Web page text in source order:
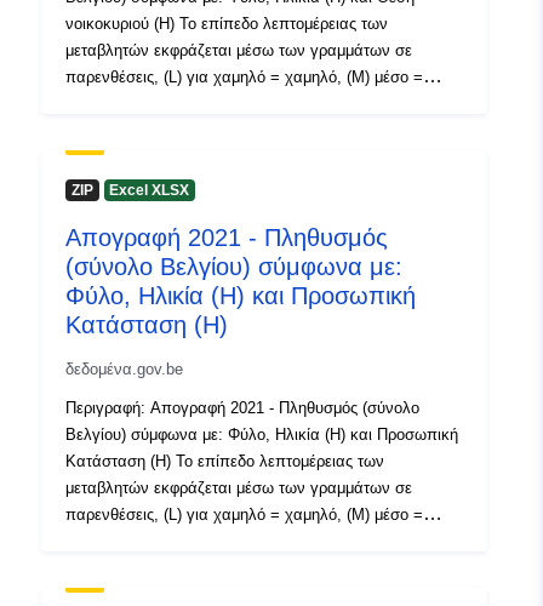
καταλόγου:
Προστίθεται στο data.europa.eu:
January 2025
Χωρικός:
49.49 ], [ 2.54, 49.49 ], [ 2.54,
51.51 ] ]
Αναγνωριστικά:
uriRef: http://data.europa.eu/88u/dataset/
Δικαιώματα
πρόσβασης:
public
νοικοκυριού (Η) Το επίπεδο λεπτομέρειας των
μεταβλητών εκφράζεται μέσω των γραμμάτων σε
παρενθέσεις, (L) για χαμηλό = χαμηλό, (M) μέσο =
κανονισμός (ΕΕ) 2017/543, κανονισμός (ΕΚ) αριθ.
763/2008 Περισσότερες πληροφορίες, στοιχεία και
ZIP Excel XLSX
Απογραφή 2021 - Πληθυσμός
(σύνολο Βελγίου) σύμφωνα με:
Φύλο, Ηλικία (Η) και Προσωπική
Κατάσταση (Η)
δεδομένα.gov.be
Περιγραφή: Απογραφή 2021 - Πληθυσμός (σύνολο
Βελγίου) σύμφωνα με: Φύλο, Ηλικία (Η) και Προσωπική
Κατάσταση (Η) Το επίπεδο λεπτομέρειας των
μεταβλητών εκφράζεται μέσω των γραμμάτων σε
παρενθέσεις, (L) για χαμηλό = χαμηλό, (M) μέσο =
κανονισμός (ΕΕ) 2017/543, κανονισμός (ΕΚ) αριθ.